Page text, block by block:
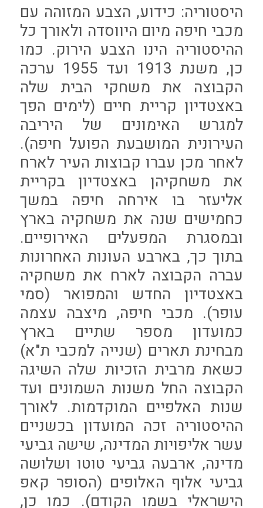
היסטוריה: כידוע, הצבע המזוהה עם
מכבי חיפה מיום היווסדה ולאורך כל
ההיסטוריה הינו הצבע הירוק. כמו
כן, משנת 1913 ועד 1955 ערכה
הקבוצה את משחקי הבית שלה
באצטדיון קריית חיים (לימים הפך
למגרש האימונים של היריבה
העירונית המושבעת הפועל חיפה).
לאחר מכן עברו קבוצות העיר לארח
את משחקיהן באצטדיון בקריית
אליעזר בו אירחה חיפה במשך
כחמישים שנה את משחקיה בארץ
ובמסגרת המפעלים האירופיים.
בתוך כך, בארבע העונות האחרונות
עברה הקבוצה לארח את משחקיה
באצטדיון החדש והמפואר (סמי
עופר). מכבי חיפה, מיצבה עצמה
כמועדון מספר שתיים בארץ
מבחינת תארים (שנייה למכבי ת"א)
כשאת מרבית הזכיות שלה השיגה
הקבוצה החל משנות השמונים ועד
שנות האלפיים המוקדמות. לאורך
ההיסטוריה זכה המועדון בכשניים
עשר אליפויות המדינה, שישה גביעי
מדינה, ארבעה גביעי טוטו ושלושה
גביעי אלוף האלופים (הסופר קאפ
הישראלי בשמו הקודם). כמו כן,